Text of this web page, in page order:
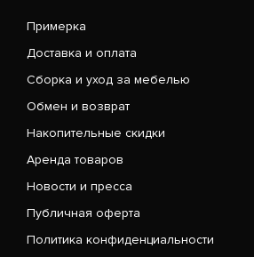
Примерка
Доставка и оплата
Сборка и уход за мебелью
Обмен и возврат
Накопительные скидки
Аренда товаров
Новости и пресса
Публичная оферта
Политика конфиденциальности